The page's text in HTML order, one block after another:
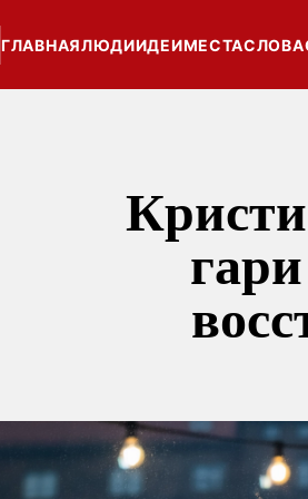
ГЛАВНАЯЛЮДИИДЕИМЕСТАСЛОВА